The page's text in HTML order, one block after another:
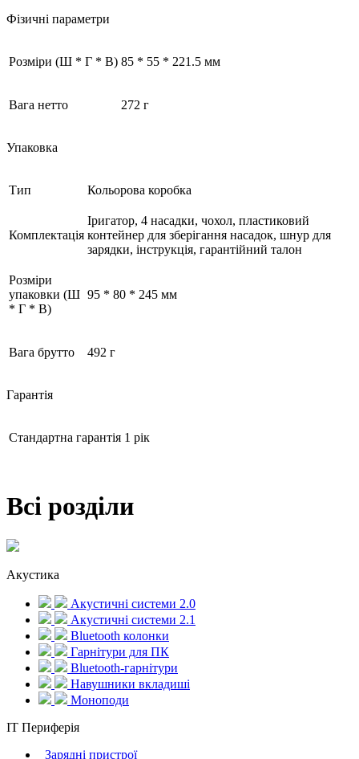
Фізичні параметри
Розміри (Ш * Г * В) 85 * 55 * 221.5 мм
Вага нетто 272 г
Упаковка
Тип Кольорова коробка
Комплектація
Іригатор, 4 насадки, чохол, пластиковий
контейнер для зберігання насадок, шнур для
зарядки, інструкція, гарантійний талон
Розміри
упаковки (Ш
* Г * В)
95 * 80 * 245 мм
Вага брутто 492 г
Гарантія
Стандартна гарантія 1 рік
Всі розділи
Акустика
Акустичні системи 2.0
Акустичні системи 2.1
Bluetooth колонки
Гарнітури для ПК
Bluetooth-гарнітури
Навушники вкладиші
Моноподи
IT Периферія
Зарядні пристрої